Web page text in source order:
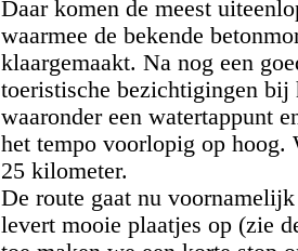
Daar komen de meest
waarmee de bekende
klaargemaakt. Na nog een
toeristische bezichtigingen bij
waaronder een watertappunt
het tempo voorlopig op hoog.
25 kilometer.
De route gaat nu
levert mooie plaatjes op (zie